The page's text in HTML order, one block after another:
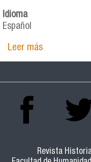
Idioma
Español
Leer mássobre Los
Gran
Revista